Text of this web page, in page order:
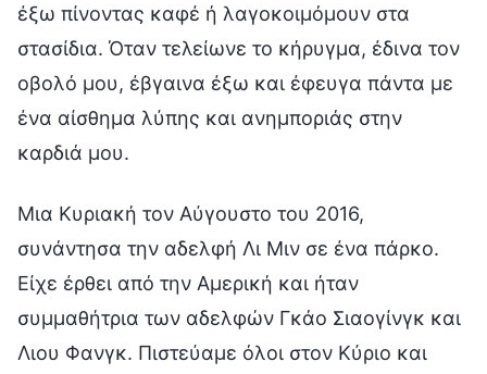
έξω πίνοντας καφέ ή λαγοκοιμόμουν στα
στασίδια. Όταν τελείωνε το κήρυγμα, έδινα τον
οβολό μου, έβγαινα έξω και έφευγα πάντα με
ένα αίσθημα λύπης και ανημποριάς στην
καρδιά μου.
Μια Κυριακή τον Αύγουστο του 2016,
συνάντησα την αδελφή Λι Μιν σε ένα πάρκο.
Είχε έρθει από την Αμερική και ήταν
συμμαθήτρια των αδελφών Γκάο Σιαογίνγκ και
Λιου Φανγκ. Πιστεύαμε όλοι στον Κύριο και